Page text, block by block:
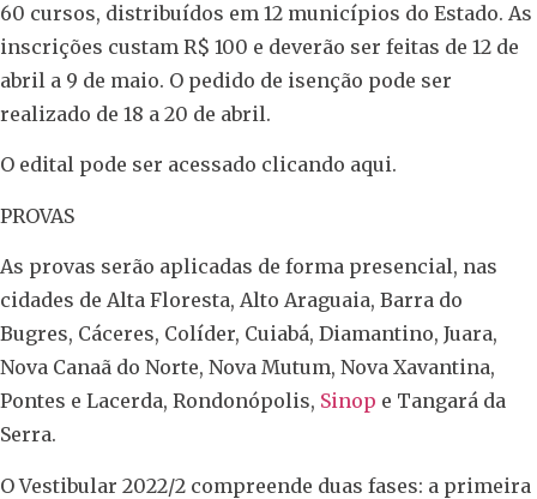
60 cursos, distribuídos em 12 municípios do Estado. As
inscrições custam R$ 100 e deverão ser feitas de 12 de
abril a 9 de maio. O pedido de isenção pode ser
realizado de 18 a 20 de abril.
O edital pode ser acessado clicando aqui.
PROVAS
As provas serão aplicadas de forma presencial, nas
cidades de Alta Floresta, Alto Araguaia, Barra do
Bugres, Cáceres, Colíder, Cuiabá, Diamantino, Juara,
Nova Canaã do Norte, Nova Mutum, Nova Xavantina,
Pontes e Lacerda, Rondonópolis, Sinop e Tangará da
Serra.
O Vestibular 2022/2 compreende duas fases: a primeira